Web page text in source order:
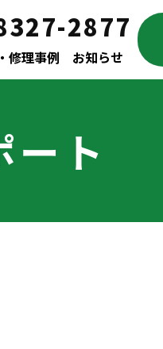
修理事例 お知らせ
2877
ト